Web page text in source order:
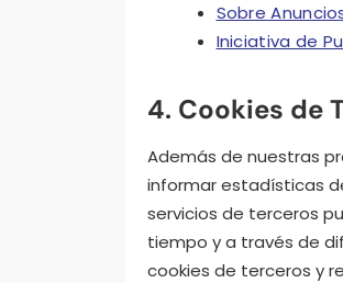
Sobre
Iniciativa de
4. Cookies de
Además de nuestras
informar estadísticas
servicios de terceros
tiempo y a través de
cookies de terceros y